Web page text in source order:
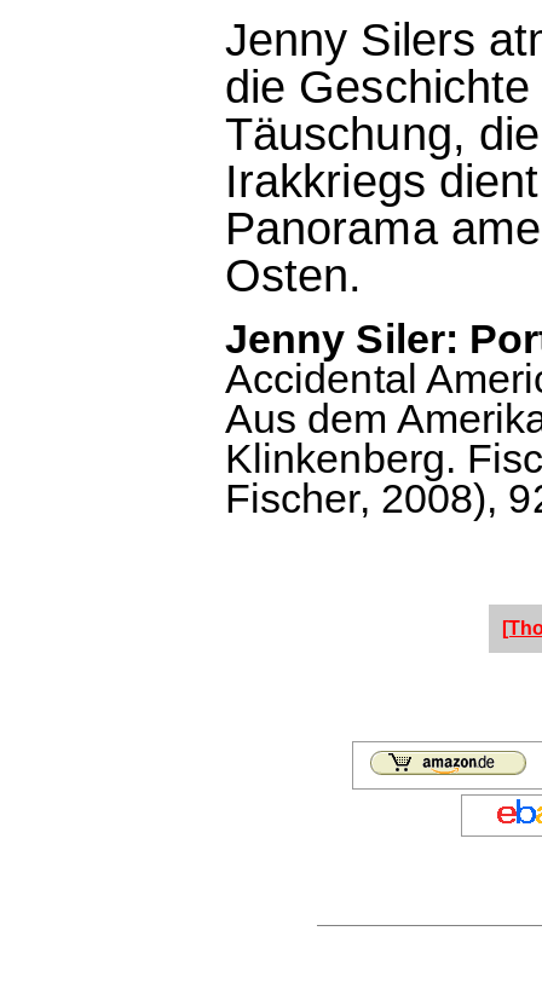
Jenny Silers
die
Täuschung,
Irakkriegs
Panorama
Osten.
Jenny Siler:
Accidental
Aus dem
Klinkenberg.
Fischer, 2008),